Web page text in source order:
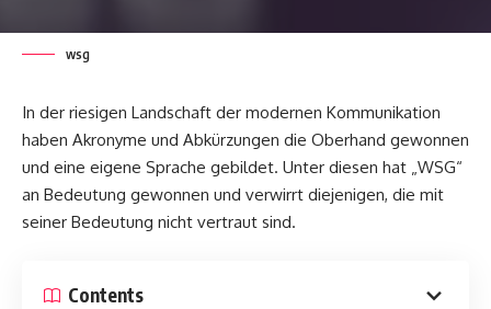
wsg
In der riesigen Landschaft der modernen Kommunikation
haben Akronyme und Abkürzungen die Oberhand gewonnen
und eine eigene Sprache gebildet. Unter diesen hat „WSG“
an Bedeutung gewonnen und verwirrt diejenigen, die mit
seiner Bedeutung nicht vertraut sind.
Contents